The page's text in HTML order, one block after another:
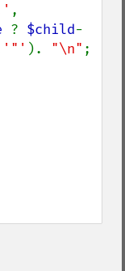
? $child-
'"' ). "\n" ;